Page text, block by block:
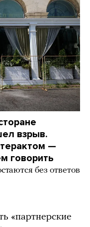
взрыв.
терактом —
говорить
без ответов
«партнерские